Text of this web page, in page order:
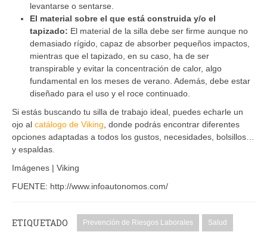
levantarse o sentarse.
El material sobre el que está construida y/o el
tapizado: El material de la silla debe ser firme aunque no
demasiado rígido, capaz de absorber pequeños impactos,
mientras que el tapizado, en su caso, ha de ser
transpirable y evitar la concentración de calor, algo
fundamental en los meses de verano. Además, debe estar
diseñado para el uso y el roce continuado.
Si estás buscando tu silla de trabajo ideal, puedes echarle un
ojo al catálogo de Viking , donde podrás encontrar diferentes
opciones adaptadas a todos los gustos, necesidades, bolsillos…
y espaldas.
Imágenes | Viking
FUENTE: http://www.infoautonomos.com/
ETIQUETADO Prevención de Riesgos Laborales Salud